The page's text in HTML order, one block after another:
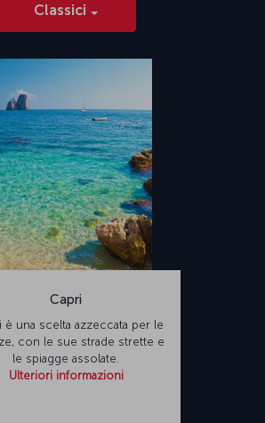
Classici
Capri
è una scelta azzeccata per le
con le sue strade strette e
le spiagge assolate.
Ulteriori informazioni